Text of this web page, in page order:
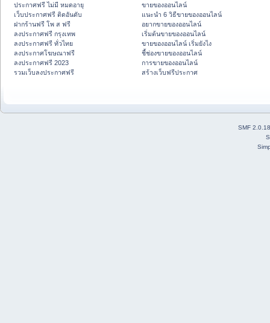
ประกาศฟรี ไม่มี หมดอายุ
เว็บประกาศฟรี ติดอันดับ
ฝากร้านฟรี โพ ส ฟรี
ลงประกาศฟรี กรุงเทพ
ลงประกาศฟรี ทั่วไทย
ลงประกาศโฆษณาฟรี
ลงประกาศฟรี 2023
รวมเว็บลงประกาศฟรี
ขายของออนไลน์
แนะนำ 6 วิธีขายของออนไลน์
อยากขายของออนไลน์
เริ่มต้นขายของออนไลน์
ขายของออนไลน์ เริ่มยังไง
ชี้ช่องขายของออนไลน์
การขายของออนไลน์
สร้างเว็บฟรีประกาศ
SMF 2.0.18